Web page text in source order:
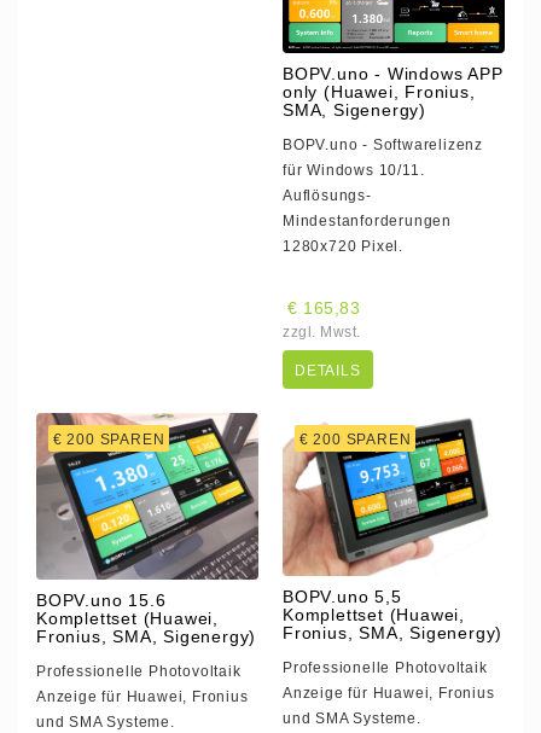
BOPV.uno - Windows APP
only (Huawei, Fronius,
SMA, Sigenergy)
BOPV.uno - Softwarelizenz
für Windows 10/11.
Auflösungs-
Mindestanforderungen
1280x720 Pixel.
€ 165,83
zzgl. Mwst.
DETAILS
€ 200 SPAREN
BOPV.uno 15.6
Komplettset (Huawei,
Fronius, SMA, Sigenergy)
Professionelle Photovoltaik
Anzeige für Huawei, Fronius
und SMA Systeme.
€ 200 SPAREN
BOPV.uno 5,5
Komplettset (Huawei,
Fronius, SMA, Sigenergy)
Professionelle Photovoltaik
Anzeige für Huawei, Fronius
und SMA Systeme.